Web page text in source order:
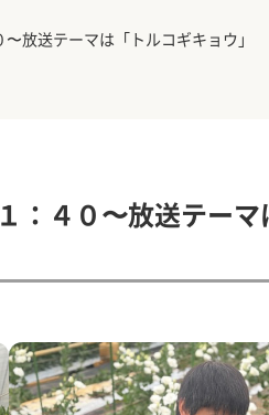
放送テーマは「トルコギキョウ」
：４０〜放送テー